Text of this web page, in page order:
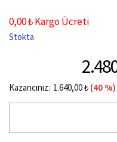
0,00 ₺ Kargo Ücreti
Stokta
Kazancınız: 1.640,00 ₺ (40 %)